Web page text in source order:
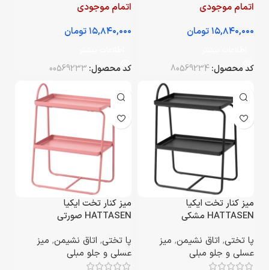
اتمام موجودی
تومان
کد محصول:80569234
اتمام موجودی
تومان
کد محصول: 00569233
میز کنار تخت ایکیا
HATTASEN مشکی
پا تختی, اتاق نشیمن, میز
عسلی و جلو مبلی
میز کنار تخت ایکیا
HATTASEN صورتی
پا تختی, اتاق نشیمن, میز
عسلی و جلو مبلی